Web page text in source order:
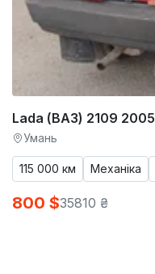
Lada (ВАЗ) 2109 2005
Умань
115 000 км Механіка
800 $35810 ₴